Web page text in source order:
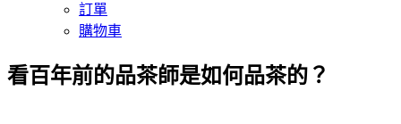
訂單
購物車
看百年前的品茶師是如何品茶的？